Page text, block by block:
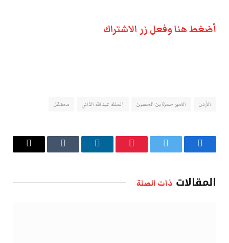
أضغط هنا وفعل زر الاشتراك
الأردن الامير حمزة بن الحسين الملك عبدالله الثاني معتقل
فيسبوك تويتر بينتيريستلينكدإن Tumblr
البريد
المقالات ذات الصلة